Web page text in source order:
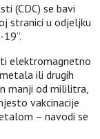
(CDC) se bavi
stranici u odjeljku
elektromagnetno
ili drugih
manji od mililitra,
vakcinacije
– navodi se